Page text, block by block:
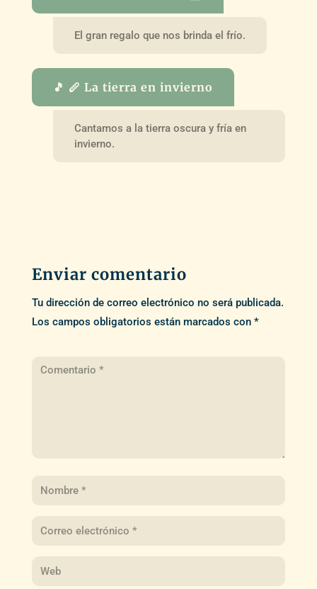
El gran regalo que nos brinda el frío.
🎵 🪈 La tierra en invierno
Cantamos a la tierra oscura y fría en
invierno.
Enviar comentario
Tu dirección de correo electrónico no será publicada.
Los campos obligatorios están marcados con *